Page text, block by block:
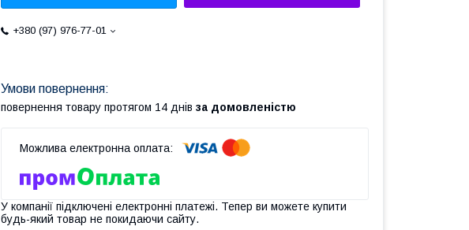
+380 (97) 976-77-01
повернення товару протягом 14 днів за домовленістю
У компанії підключені електронні платежі. Тепер ви можете купити
будь-який товар не покидаючи сайту.